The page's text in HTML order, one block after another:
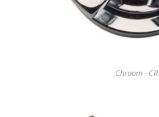
Chroom - CR